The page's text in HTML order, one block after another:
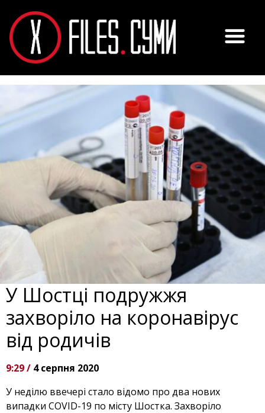
У Шостці подружжя
захворіло на коронавірус
від родичів
9:29 / 4 серпня 2020
У неділю ввечері стало відомо про два нових
випадки COVID-19 по місту Шостка. Захворіло